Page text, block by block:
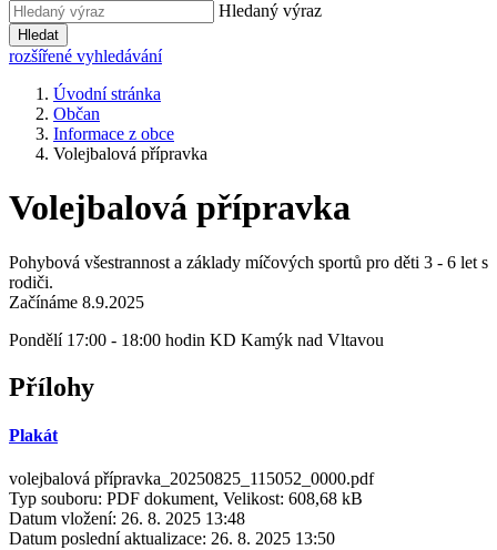
Hledaný výraz
Hledat
rozšířené vyhledávání
Úvodní stránka
Občan
Informace z obce
Volejbalová přípravka
Volejbalová přípravka
Pohybová všestrannost a základy míčových sportů pro děti 3 - 6 let s
rodiči.
Začínáme 8.9.2025
Pondělí 17:00 - 18:00 hodin KD Kamýk nad Vltavou
Přílohy
Plakát
volejbalová přípravka_20250825_115052_0000.pdf
Typ souboru: PDF dokument, Velikost: 608,68 kB
Datum vložení: 26. 8. 2025 13:48
Datum poslední aktualizace: 26. 8. 2025 13:50